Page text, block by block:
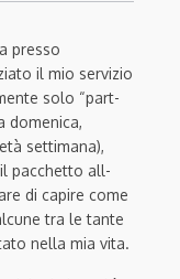
presso
il mio servizio
solo “part-
domenica,
settimana),
pacchetto all-
di capire come
tra le tante
nella mia vita.